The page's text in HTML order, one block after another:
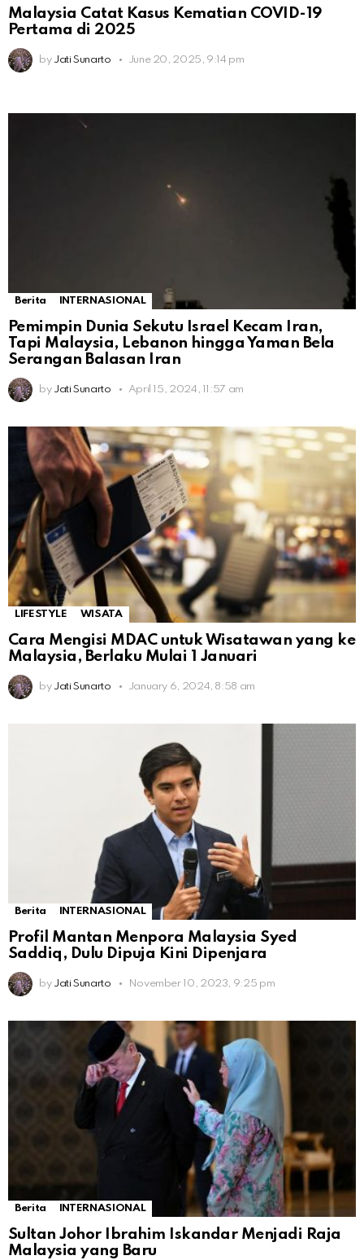
Malaysia Catat Kasus Kematian COVID-19
Pertama di 2025
by Jati Sunarto June 20, 2025, 9:14 pm
Berita INTERNASIONAL
Pemimpin Dunia Sekutu Israel Kecam Iran,
Tapi Malaysia, Lebanon hingga Yaman Bela
Serangan Balasan Iran
by Jati Sunarto April 15, 2024, 11:57 am
LIFESTYLE WISATA
Cara Mengisi MDAC untuk Wisatawan yang ke
Malaysia, Berlaku Mulai 1 Januari
by Jati Sunarto January 6, 2024, 8:58 am
Berita INTERNASIONAL
Profil Mantan Menpora Malaysia Syed
Saddiq, Dulu Dipuja Kini Dipenjara
by Jati Sunarto November 10, 2023, 9:25 pm
Berita INTERNASIONAL
Sultan Johor Ibrahim Iskandar Menjadi Raja
Malaysia yang Baru